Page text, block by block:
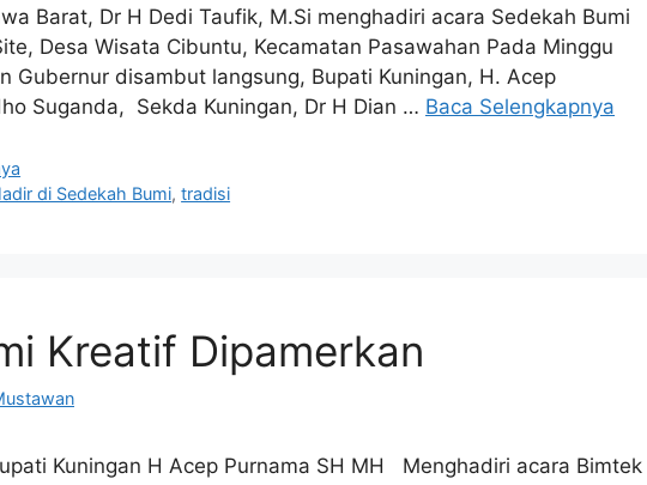
Barat, Dr H Dedi Taufik, M.Si menghadiri acara Sedekah Bumi
Desa Wisata Cibuntu, Kecamatan Pasawahan Pada Minggu
Gubernur disambut langsung, Bupati Kuningan, H. Acep
Suganda, Sekda Kuningan, Dr H Dian … Baca Selengkapnya
di Sedekah Bumi,tradisi
Kreatif Dipamerkan
Kuningan H Acep Purnama SH MH Menghadiri acara Bimtek